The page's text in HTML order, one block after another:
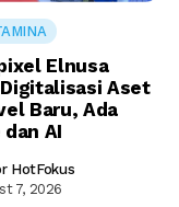
Elnusa
Aset
Baru, Ada
dan AI
HotFokus
7, 2026